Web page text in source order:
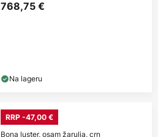
768,75 €
Na lageru
RRP -47,00 €
Bona luster, osam žarulja, crn